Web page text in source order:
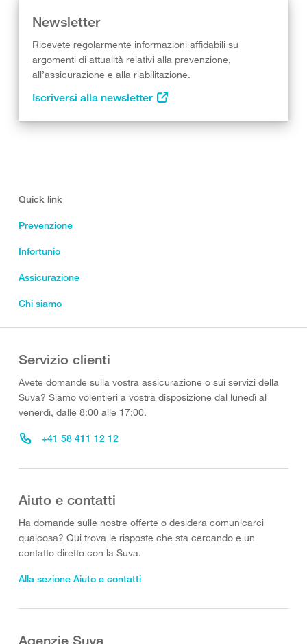
Newsletter
Ricevete regolarmente informazioni affidabili su
argomenti di attualità relativi alla prevenzione,
all’assicurazione e alla riabilitazione.
Iscriversi alla newsletter
Quick link
Prevenzione
Infortunio
Assicurazione
Chi siamo
Servizio clienti
Avete domande sulla vostra assicurazione o sui servizi della
Suva? Siamo volentieri a vostra disposizione dal lunedì al
venerdì, dalle 8:00 alle 17:00.
+41 58 411 12 12
Aiuto e contatti
Ha domande sulle nostre offerte o desidera comunicarci
qualcosa? Qui trova le risposte che sta cercando e un
contatto diretto con la Suva.
Alla sezione Aiuto e contatti
Agenzie Suva